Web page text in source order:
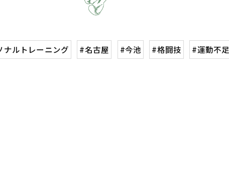
ナルトレーニング #名古屋 #今池 #格闘技 #運動不足